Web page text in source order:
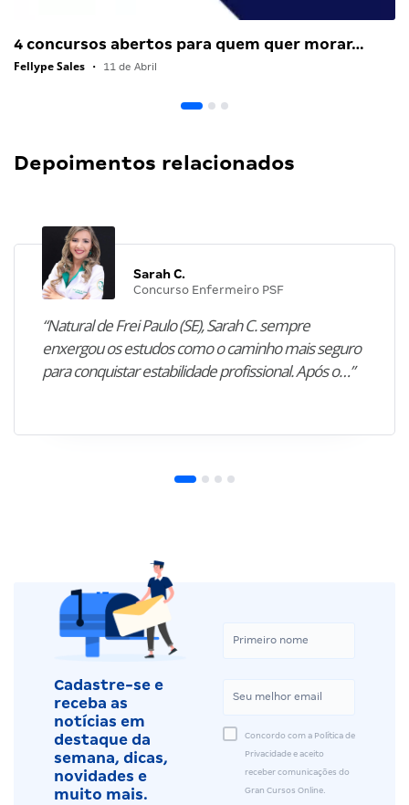
4 concursos abertos para quem quer morar…
Fellype Sales • 11 de Abril
Depoimentos relacionados
Sarah C.
Concurso Enfermeiro PSF
“Natural de Frei Paulo (SE), Sarah C. sempre
enxergou os estudos como o caminho mais seguro
para conquistar estabilidade profissional. Após o…”
Cadastre-se e
receba as
notícias em
destaque da
semana, dicas,
novidades e
muito mais.
Concordo com a Política de
Privacidade e aceito
receber comunicações do
Gran Cursos Online.